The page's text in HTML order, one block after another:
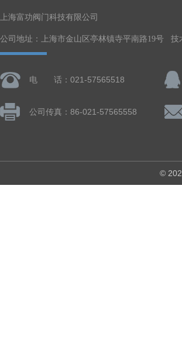
上海富功阀门科技有限公司
公司地址：上海市金山区亭林镇寺平南路19号 技
电 话：021-57565518
公司传真：86-021-57565558
©